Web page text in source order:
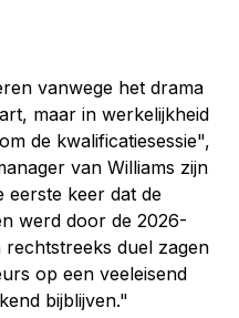
vanwege het drama
maar in werkelijkheid
de kwalificatiesessie",
van Williams zijn
eerste keer dat de
werd door de 2026-
duel zagen
op een veeleisend
bijblijven."